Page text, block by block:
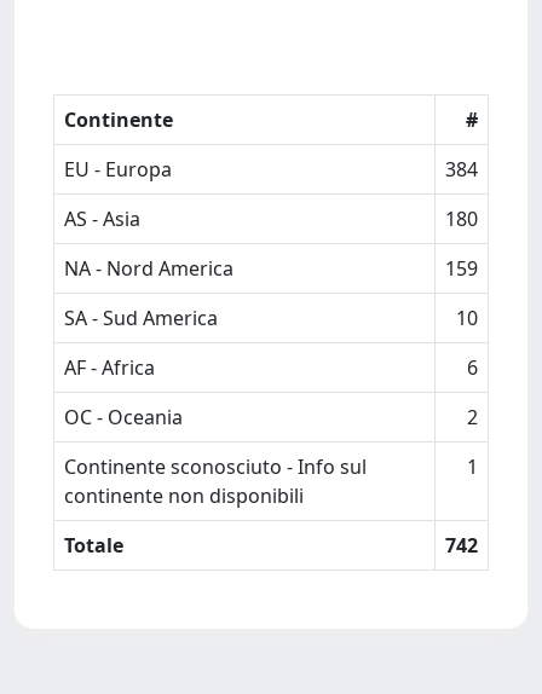
Continente
#
EU - Europa
384
AS - Asia
180
NA - Nord America
159
SA - Sud America
10
AF - Africa
6
OC - Oceania
2
Continente sconosciuto - Info sul
continente non disponibili
1
Totale 742